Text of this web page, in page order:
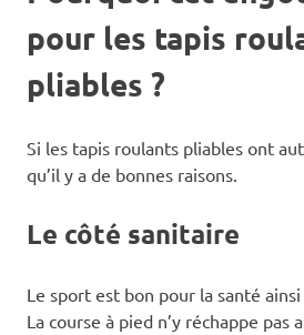
pour les tapis
pliables ?
Si les tapis roulants pliables ont
qu’il y a de bonnes raisons.
Le côté sanitaire
Le sport est bon pour la santé
La course à pied n’y réchappe pas